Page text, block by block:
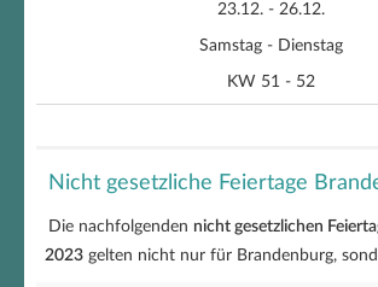
23.12. - 26.12.
Samstag - Dienstag
KW 51 - 52
Nicht gesetzliche Feiertage
Die nachfolgenden nicht gesetzlichen
2023 gelten nicht nur für Brandenburg,